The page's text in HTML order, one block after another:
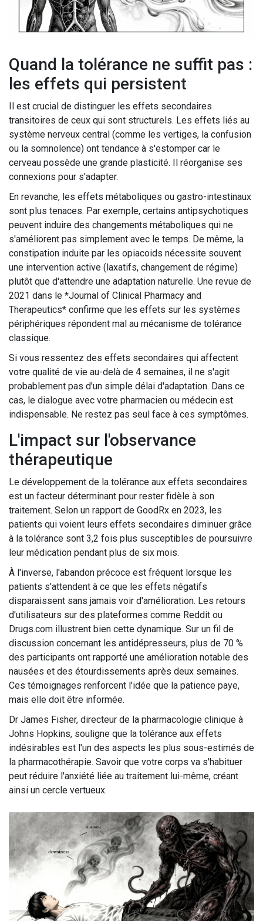
Quand la tolérance ne suffit pas :
les effets qui persistent
Il est crucial de distinguer les effets secondaires
transitoires de ceux qui sont structurels. Les effets liés au
système nerveux central (comme les vertiges, la confusion
ou la somnolence) ont tendance à s'estomper car le
cerveau possède une grande plasticité. Il réorganise ses
connexions pour s'adapter.
En revanche, les effets métaboliques ou gastro-intestinaux
sont plus tenaces. Par exemple, certains antipsychotiques
peuvent induire des changements métaboliques qui ne
s'améliorent pas simplement avec le temps. De même, la
constipation induite par les opiacoids nécessite souvent
une intervention active (laxatifs, changement de régime)
plutôt que d'attendre une adaptation naturelle. Une revue de
2021 dans le *Journal of Clinical Pharmacy and
Therapeutics* confirme que les effets sur les systèmes
périphériques répondent mal au mécanisme de tolérance
classique.
Si vous ressentez des effets secondaires qui affectent
votre qualité de vie au-delà de 4 semaines, il ne s'agit
probablement pas d'un simple délai d'adaptation. Dans ce
cas, le dialogue avec votre pharmacien ou médecin est
indispensable. Ne restez pas seul face à ces symptômes.
L'impact sur l'observance
thérapeutique
Le développement de la tolérance aux effets secondaires
est un facteur déterminant pour rester fidèle à son
traitement. Selon un rapport de GoodRx en 2023, les
patients qui voient leurs effets secondaires diminuer grâce
à la tolérance sont 3,2 fois plus susceptibles de poursuivre
leur médication pendant plus de six mois.
À l'inverse, l'abandon précoce est fréquent lorsque les
patients s'attendent à ce que les effets négatifs
disparaissent sans jamais voir d'amélioration. Les retours
d'utilisateurs sur des plateformes comme Reddit ou
Drugs.com illustrent bien cette dynamique. Sur un fil de
discussion concernant les antidépresseurs, plus de 70 %
des participants ont rapporté une amélioration notable des
nausées et des étourdissements après deux semaines.
Ces témoignages renforcent l'idée que la patience paye,
mais elle doit être informée.
Dr James Fisher, directeur de la pharmacologie clinique à
Johns Hopkins, souligne que la tolérance aux effets
indésirables est l'un des aspects les plus sous-estimés de
la pharmacothérapie. Savoir que votre corps va s'habituer
peut réduire l'anxiété liée au traitement lui-même, créant
ainsi un cercle vertueux.